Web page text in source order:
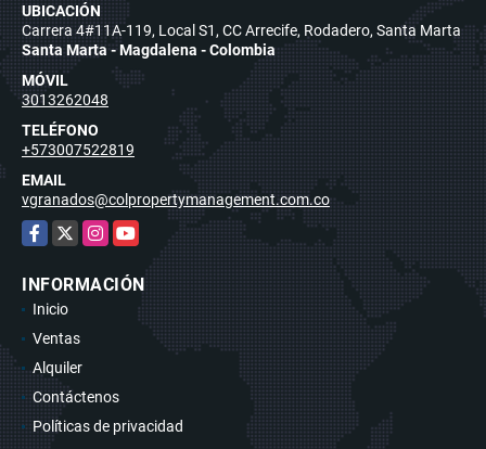
UBICACIÓN
Carrera 4#11A-119, Local S1, CC Arrecife, Rodadero, Santa Marta
Santa Marta - Magdalena - Colombia
MÓVIL
3013262048
TELÉFONO
+573007522819
EMAIL
vgranados@colpropertymanagement.com.co
Facebook
X Instagram
YouTube
INFORMACIÓN
Inicio
Ventas
Alquiler
Contáctenos
Políticas de privacidad